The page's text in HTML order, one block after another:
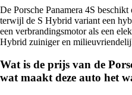
De Porsche Panamera 4S
terwijl de S Hybrid variant een
een verbrandingsmotor als een
Hybrid zuiniger en
Wat is de prijs van de
wat maakt deze auto het